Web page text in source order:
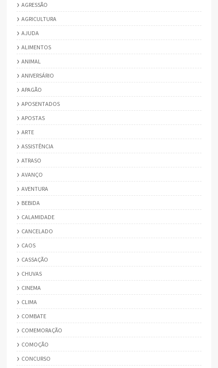
AGRESSÃO
AGRICULTURA
AJUDA
ALIMENTOS
ANIMAL
ANIVERSÁRIO
APAGÃO
APOSENTADOS
APOSTAS
ARTE
ASSISTÊNCIA
ATRASO
AVANÇO
AVENTURA
BEBIDA
CALAMIDADE
CANCELADO
CAOS
CASSAÇÃO
CHUVAS
CINEMA
CLIMA
COMBATE
COMEMORAÇÃO
COMOÇÃO
CONCURSO